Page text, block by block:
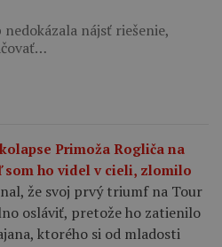
nájsť riešenie,
Primoža Rogliča na
som ho videl v cieli, zlomilo
že svoj prvý triumf na Tour
osláviť, pretože ho zatienilo
ktorého si od mladosti